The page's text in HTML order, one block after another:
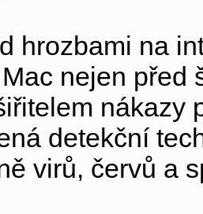
hrozbami na
nejen před
nákazy
detekční
virů, červů a